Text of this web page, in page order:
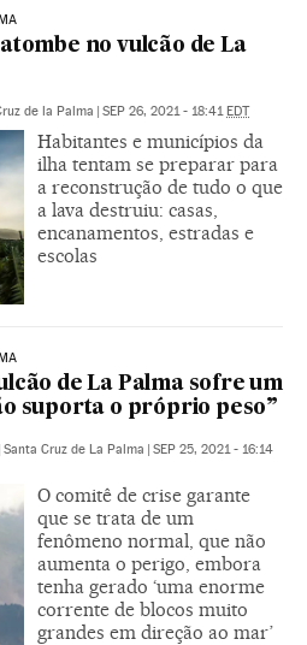
no vulcão de La
de la Palma | SEP 26, 2021 - 18:41 EDT
Habitantes e municípios da
ilha tentam se preparar para
a reconstrução de tudo o que
a lava destruiu: casas,
encanamentos, estradas e
escolas
de La Palma sofre um
suporta o próprio peso”
Santa Cruz de La Palma | SEP 25, 2021 - 16:14
O comitê de crise garante
que se trata de um
fenômeno normal, que não
aumenta o perigo, embora
tenha gerado ‘uma enorme
corrente de blocos muito
grandes em direção ao mar’